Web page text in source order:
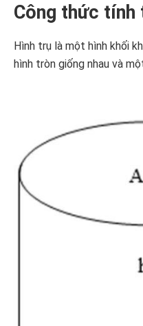
Công thức
Hình trụ là một hình khối
hình tròn giống nhau và